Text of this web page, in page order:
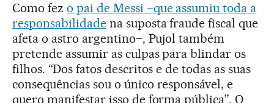
Como fez o pai de Messi –que assumiu toda a
responsabilidadena suposta fraude fiscal que
afeta o astro argentino–, Pujol também
pretende assumir as culpas para blindar os
filhos. “Dos fatos descritos e de todas as suas
consequências sou o único responsável, e
quero manifestar isso de forma pública”. O